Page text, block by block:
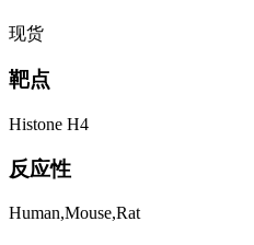
现货
靶点
Histone H4
反应性
Human,Mouse,Rat